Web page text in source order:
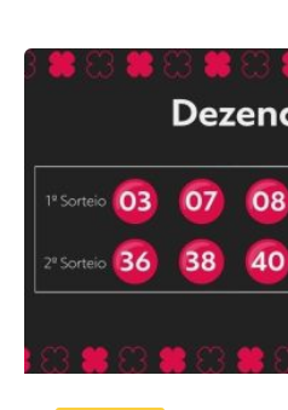
e
172.513,42
pontos
sexta-
(7)